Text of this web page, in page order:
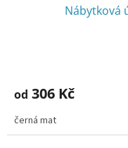
Nábytková
od 306 Kč
černá mat